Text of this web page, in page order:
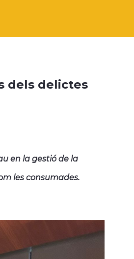
dels delictes
en la gestió de la
les consumades.